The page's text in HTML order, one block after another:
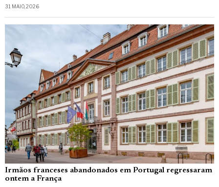
31 MAIO, 2026
Irmãos franceses abandonados em Portugal regressaram
ontem a França